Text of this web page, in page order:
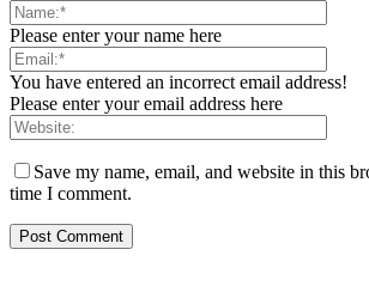
Please enter your name here
You have entered an incorrect email address!
Please enter your email address here
Save my name, email, and website in this
time I comment.